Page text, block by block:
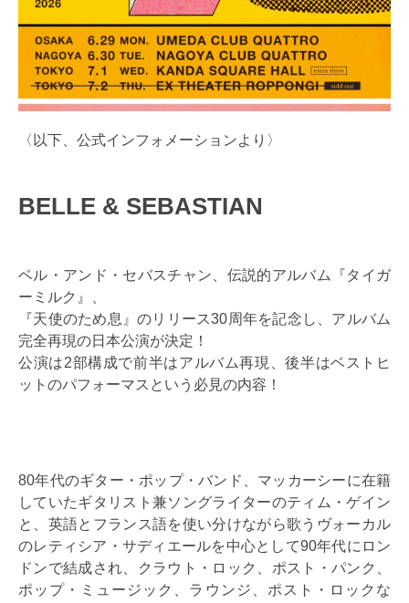
〈以下、公式インフォメーションより〉
BELLE & SEBASTIAN
ベル・アンド・セバスチャン、伝説的アルバム『タイガ
ーミルク』、
『天使のため息』のリリース30周年を記念し、アルバム
完全再現の日本公演が決定！
公演は2部構成で前半はアルバム再現、後半はベストヒ
ットのパフォーマスという必見の内容！
80年代のギター・ポップ・バンド、マッカーシーに在籍
していたギタリスト兼ソングライターのティム・ゲイン
と、英語とフランス語を使い分けながら歌うヴォーカル
のレティシア・サディエールを中心として90年代にロン
ドンで結成され、クラウト・ロック、ポスト・パンク、
ポップ・ミュージック、ラウンジ、ポスト・ロックな